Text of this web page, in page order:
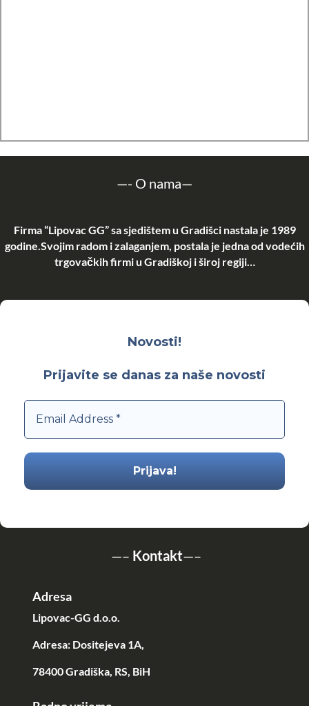
—- O nama—
Firma “Lipovac GG” sa sjedištem u Gradišci nastala je 1989
godine.Svojim radom i zalaganjem, postala je jedna od vodećih
trgovačkih firmi u Gradiškoj i široj regiji…
Novosti!
Prijavite se danas za naše novosti
—– Kontakt—–
Adresa
Lipovac-GG d.o.o.
Adresa: Dositejeva 1A,
78400 Gradiška, RS, BiH